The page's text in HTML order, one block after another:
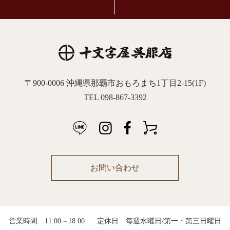
〒900-0006 沖縄県那覇市おもろまち1丁目2-15(1F)
TEL 098-867-3392
お問い合わせ
営業時間 11:00～18:00 定休日 毎週水曜日/第一・第三日曜日